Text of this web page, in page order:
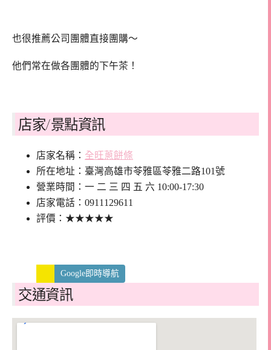
也很推薦公司團體直接團購～
他們常在做各團體的下午茶！
店家/景點資訊
店家名稱： 全旺蔥餅條
所在地址：臺灣高雄市苓雅區苓雅二路101號
營業時間：一 二 三 四 五 六 10:00-17:30
店家電話：0911129611
評價：★★★★★
Google即時導航
交通資訊